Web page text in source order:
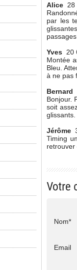
Alice 28
par les
Yves 20
Montée
Bleu.
à ne pas
Bernard
Bonjour.
soit
glissants.
Jérôme
Timing
retrouver
Votre
Nom*
Email